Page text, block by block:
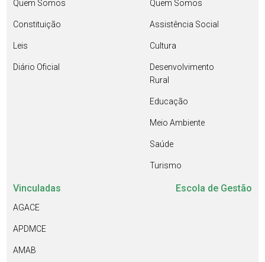
Quem Somos
Constituição
Leis
Diário Oficial
Quem Somos
Assistência Social
Cultura
Desenvolvimento
Rural
Educação
Meio Ambiente
Saúde
Turismo
Vinculadas
AGACE
APDMCE
AMAB
Escola de Gestão